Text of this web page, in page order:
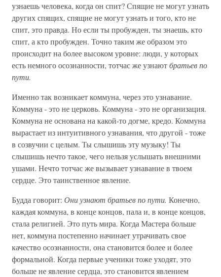
узнаешь человека, когда он спит? Спящие не могут узнать
других спящих, спящие не могут узнать и того, кто не
спит, это правда. Но если ты пробужден, ты знаешь, кто
спит, а кто пробужден. Точно таким же образом это
происходит на более высоком уровне: люди, у которых
есть немного осознанности, тотчас же узнаютбратьев по
пути.
Именно так возникает коммуна, через это узнавание.
Коммуна - это не церковь. Коммуна - это не организация.
Коммуна не основана на какой-то догме, кредо. Коммуна
вырастает из интуитивного узнавания, что другой - тоже
в созвучии с целым. Ты слышишь эту музыку! Ты
слышишь нечто такое, чего нельзя услышать внешними
ушами. Нечто тотчас же вызывает узнавание в твоем
сердце. Это таинственное явление.
Будда говорит: Они узнают братьев по пути. Конечно,
каждая коммуна, в конце концов, пала и, в конце концов,
стала религией. Это путь мира. Когда Мастера больше
нет, коммуна постепенно начинает утрачивать свое
качество осознанности, она становится более и более
формальной. Когда первые ученики тоже уходят, это
больше не явление сердца, это становится явлением